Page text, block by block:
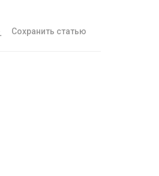
Сохранить статью